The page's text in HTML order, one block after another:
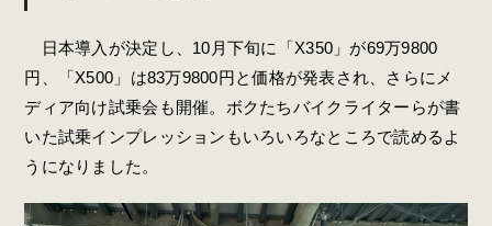
日本導入が決定し、10月下旬に「X350」が69万9800
円、「X500」は83万9800円と価格が発表され、さらにメ
ディア向け試乗会も開催。ボクたちバイクライターらが書
いた試乗インプレッションもいろいろなところで読めるよ
うになりました。